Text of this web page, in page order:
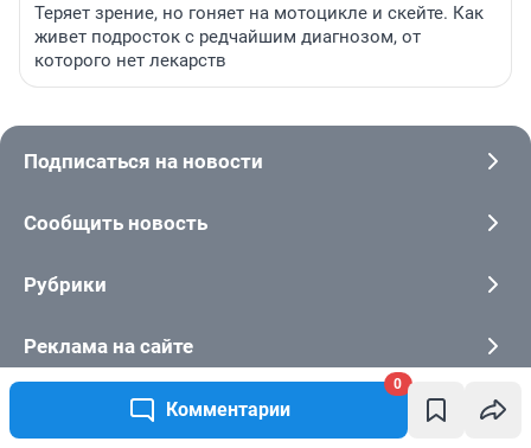
Комментарии
0
Теряет зрение, но гоняет на мотоцикле и скейте. Как
живет подросток с редчайшим диагнозом, от
которого нет лекарств
Подписаться на новости
Сообщить новость
Рубрики
Реклама на сайте
Прайс-лист